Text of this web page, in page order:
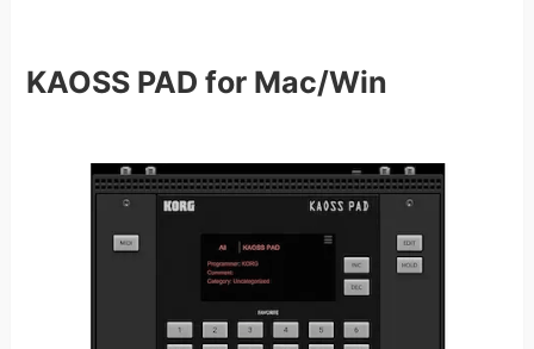
KAOSS PAD for Mac/Win